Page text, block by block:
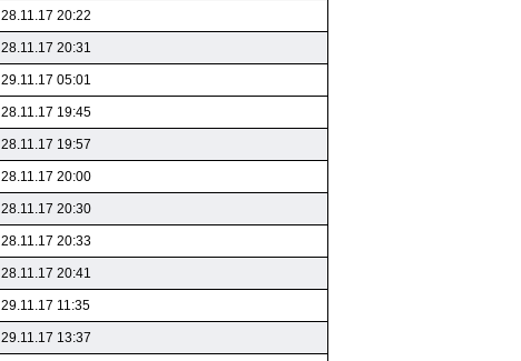
28.11.17 20:22
28.11.17 20:31
29.11.17 05:01
28.11.17 19:45
28.11.17 19:57
28.11.17 20:00
28.11.17 20:30
28.11.17 20:33
28.11.17 20:41
29.11.17 11:35
29.11.17 13:37